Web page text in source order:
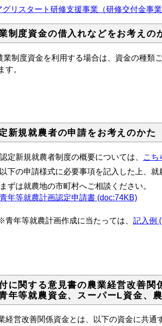
グリスタート研修支援事業（研修交付金事
制度資金の借入れなどをお考えの
業制度資金を利用する場合は、資金の種類
す。
新規就農者の申請をお考えのかた
定新規就農者制度の概要については、 こち
下の申請様式に必要事項を記入した上、就
は就農地の市町村へご相談ください。
年等就農計画認定申請書 (doc:74KB)
年等就農計画作成に当たっては、 記入例
に関する意見書の農業経営改善関
年等就農資金、スーパーL資金、
経営改善関係資金とは、以下の資金に共通